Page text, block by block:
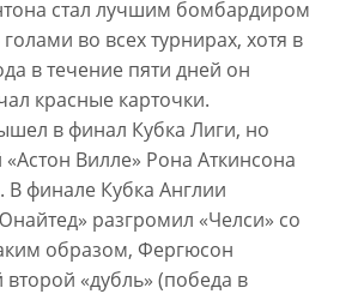
стал лучшим бомбардиром
во всех турнирах, хотя в
в течение пяти дней он
красные карточки.
в финал Кубка Лиги, но
«Астон Вилле» Рона Аткинсона
В финале Кубка Англии
разгромил «Челси» со
образом, Фергюсон
«дубль» (победа в